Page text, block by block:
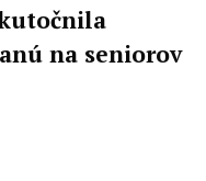
na seniorov